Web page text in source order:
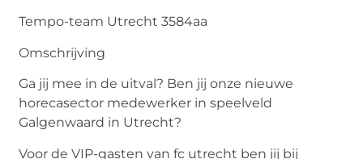
Tempo-team Utrecht 3584aa
Omschrijving
Ga jij mee in de uitval? Ben jij onze nieuwe
horecasector medewerker in speelveld
Galgenwaard in Utrecht?
Voor de VIP-gasten van fc utrecht ben jij bij